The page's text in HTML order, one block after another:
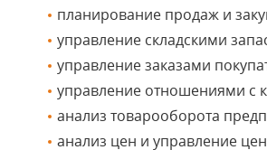
планирование продаж и
управление складскими
управление заказами
управление отношениями с
анализ товарооборота
анализ цен и управление